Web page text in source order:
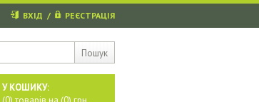
Пошук
ВХІД / РЕЄСТРАЦІЯ
У КОШИКУ: